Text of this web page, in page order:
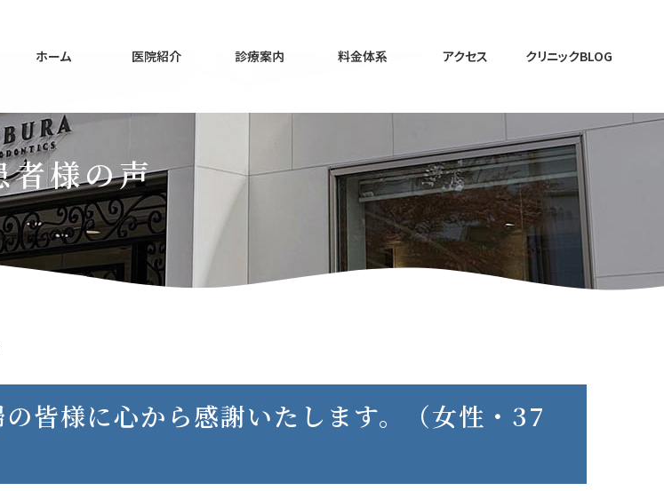
ホーム 医院紹介 診療案内 料金体系 アクセス クリニックBLOG
者様の声
皆様に心から感謝いたします。（女性・37